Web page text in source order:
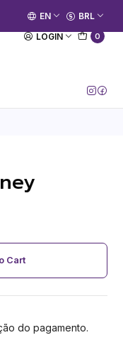
LOGIN 0
no Canal]
EN BRL
Cart
do pagamento.